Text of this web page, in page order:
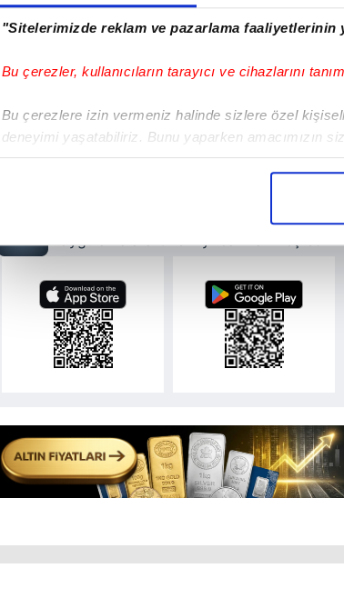
"Sitelerimizde reklam ve pazarlama faaliyetlerinin
Bu çerezler, kullanıcıların tarayıcı ve cihazlarını
Bu çerezlere izin vermeniz halinde sizlere özel
deneyimi yaşatabiliriz. Bunu yaparken amacımızın
içerikleri sunabilmek adına elimizden gelen çabayı
noktasında tek gelir kalemimiz olduğunu sizlere
Her halükârda, kullanıcılar, bu çerezlere izin
çerezler vasıtasıyla çeşitli kişisel verileriniz
amacıyla kullanılmaktadır. Diğer çerezler, sitemizin
reklam/pazarlama faaliyetlerinin yapılması,
6698 sayılı Kişisel Verilerin Korunması Kanunu
mevzuata uygun olarak kullanılan çerezlerle ilgili
#SİİRT